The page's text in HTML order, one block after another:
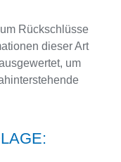
Rückschlüsse
dieser Art
um